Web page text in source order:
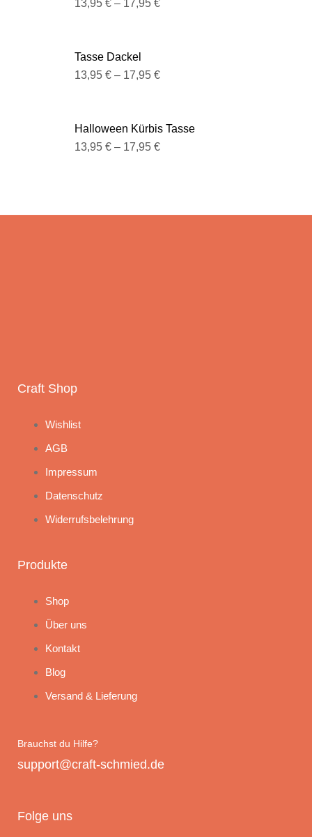
13,95 € – 17,95 €
Tasse Dackel
13,95 € – 17,95 €
Halloween Kürbis Tasse
13,95 € – 17,95 €
Craft Shop
Wishlist
AGB
Impressum
Datenschutz
Widerrufsbelehrung
Produkte
Shop
Über uns
Kontakt
Blog
Versand & Lieferung
Brauchst du Hilfe?
support@craft-schmied.de
Folge uns